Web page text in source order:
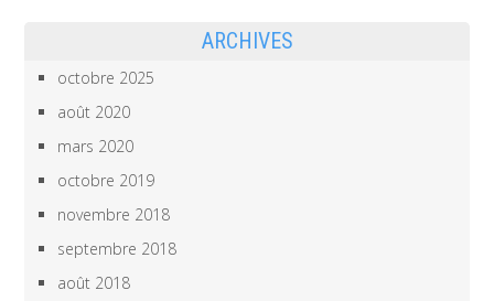
ARCHIVES
octobre 2025
août 2020
mars 2020
octobre 2019
novembre 2018
septembre 2018
août 2018